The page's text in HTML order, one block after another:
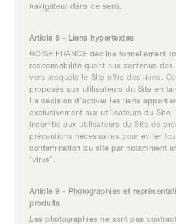
navigateur dans ce sens.
Article 8 - Liens hypertextes
BOISE FRANCE décline formellement
responsabilité quant aux contenus des
vers lesquels le Site offre des liens.
proposés aux utilisateurs du Site en
La décision d’activer les liens
exclusivement aux utilisateurs du Site.
incombe aux utilisateurs du Site de
précautions nécessaires pour éviter
contamination du site par notamment
‘virus’.
Article 9 - Photographies et
produits
Les photographies ne sont pas